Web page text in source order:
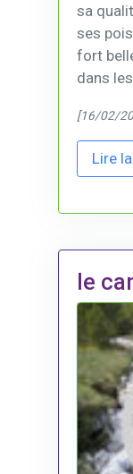
sa
ses
fort
dans les
[16/02/
Lire
le